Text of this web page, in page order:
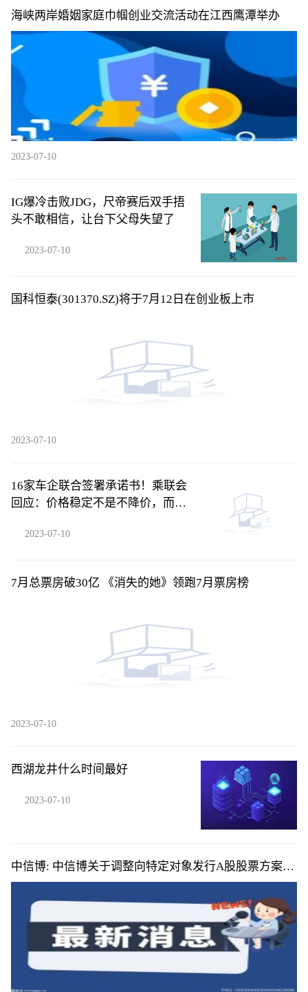
海峡两岸婚姻家庭巾帼创业交流活动在江西鹰潭举办
2023-07-10
IG爆冷击败JDG，尺帝赛后双手捂
头不敢相信，让台下父母失望了
2023-07-10
国科恒泰(301370.SZ)将于7月12日在创业板上市
2023-07-10
16家车企联合签署承诺书！乘联会
回应：价格稳定不是不降价，而
2023-07-10
7月总票房破30亿 《消失的她》领跑7月票房榜
2023-07-10
西湖龙井什么时间最好
2023-07-10
中信博: 中信博关于调整向特定对象发行A股股票方案的
公告